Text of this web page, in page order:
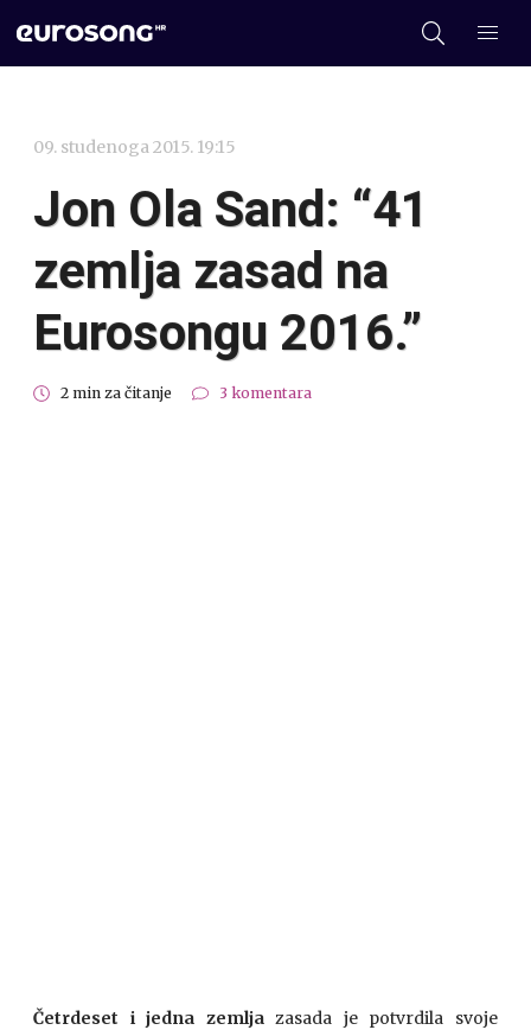
09. studenoga 2015. 19:15
Jon Ola Sand: “41
zemlja zasad na
Eurosongu 2016.”
2 min za čitanje 3 komentara
Četrdeset i jedna zemljazasada je potvrdila svoje